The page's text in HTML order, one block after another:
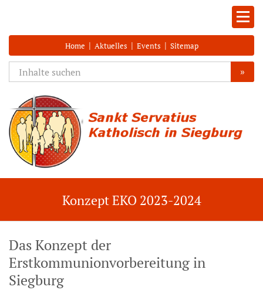
Home | Aktuelles | Events | Sitemap
»
Konzept EKO 2023-2024
Das Konzept der
Erstkommunionvorbereitung in
Siegburg